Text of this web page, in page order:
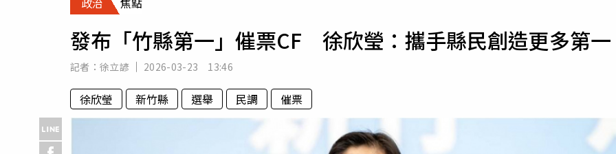
專欄
房產新勢力
運勢
發布「竹縣第一」催票CF 徐欣瑩：攜手縣民創造更多第一
記者： 徐立諺 2026-03-23 13:46
徐欣瑩 新竹縣 選舉 民調 催票